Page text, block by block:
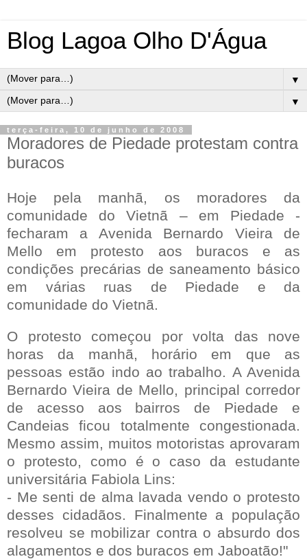
Blog Lagoa Olho D'Água
▼
▼
terça-feira, 10 de junho de 2008
Moradores de Piedade protestam contra
buracos
Hoje pela manhã, os moradores da
comunidade do Vietnã – em Piedade -
fecharam a Avenida Bernardo Vieira de
Mello em protesto aos buracos e as
condições precárias de saneamento básico
em várias ruas de Piedade e da
comunidade do Vietnã.
O protesto começou por volta das nove
horas da manhã, horário em que as
pessoas estão indo ao trabalho. A Avenida
Bernardo Vieira de Mello, principal corredor
de acesso aos bairros de Piedade e
Candeias ficou totalmente congestionada.
Mesmo assim, muitos motoristas aprovaram
o protesto, como é o caso da estudante
universitária Fabiola Lins:
- Me senti de alma lavada vendo o protesto
desses cidadãos. Finalmente a população
resolveu se mobilizar contra o absurdo dos
alagamentos e dos buracos em Jaboatão!"